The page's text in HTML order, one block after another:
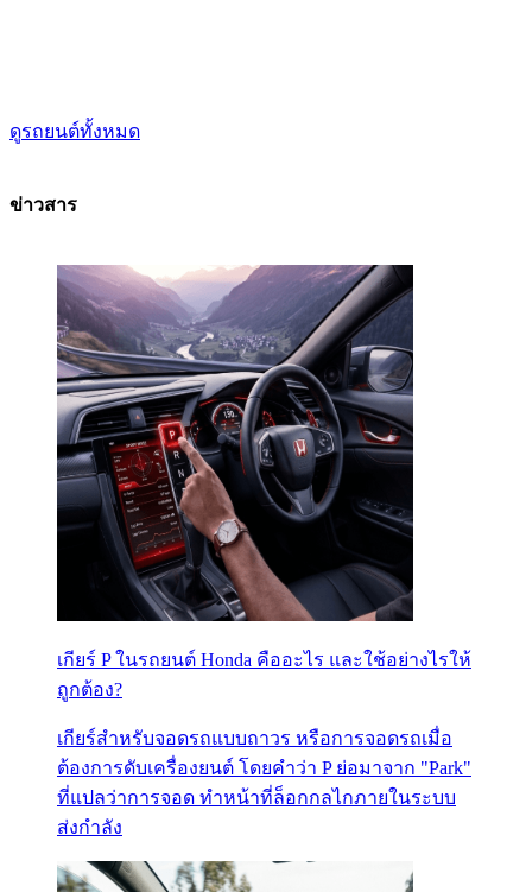
ดูรถยนต์ทั้งหมด
ข่าวสาร
เกียร์ P ในรถยนต์ Honda คืออะไร และใช้อย่างไรให้
ถูกต้อง?
เกียร์สำหรับจอดรถแบบถาวร หรือการจอดรถเมื่อ
ต้องการดับเครื่องยนต์ โดยคำว่า P ย่อมาจาก "Park"
ที่แปลว่าการจอด ทำหน้าที่ล็อกกลไกภายในระบบ
ส่งกำลัง